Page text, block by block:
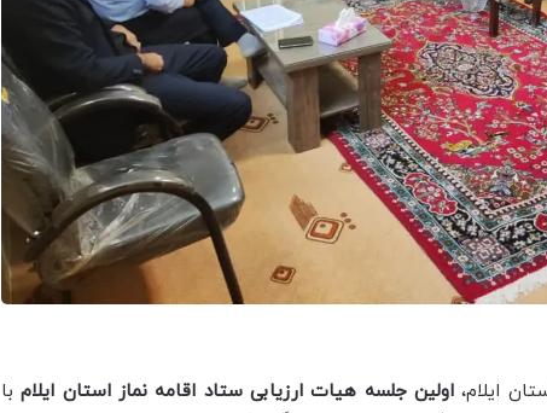
ایلام، اولین جلسه هیات ارزیابی ستاد اقامه نماز استان ایلامبا